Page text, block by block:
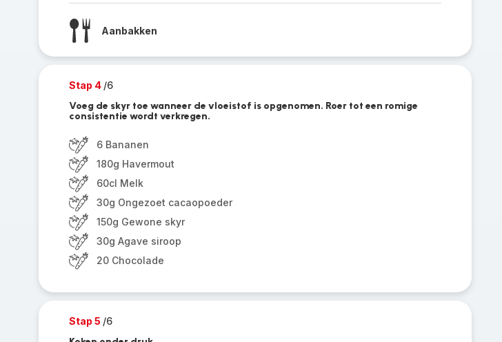
Aanbakken
Stap 4 /6
Voeg de skyr toe wanneer de vloeistof is opgenomen. Roer tot een romige
consistentie wordt verkregen.
6 Bananen
180g Havermout
60cl Melk
30g Ongezoet cacaopoeder
150g Gewone skyr
30g Agave siroop
20 Chocolade
Stap 5 /6